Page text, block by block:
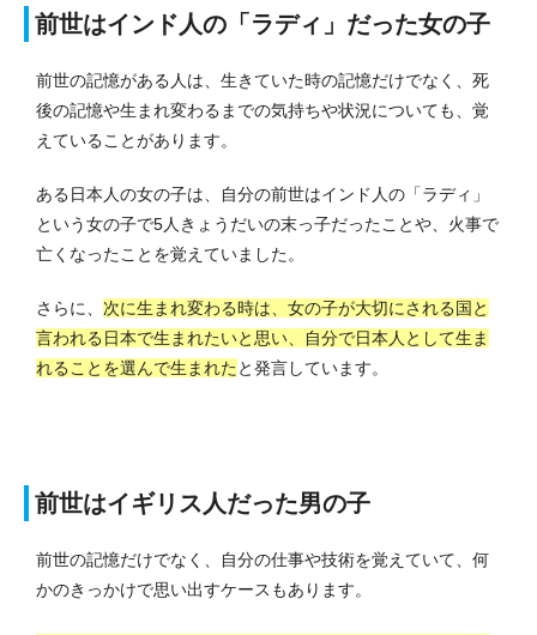
前世はインド人の「ラディ」だった女の子
前世の記憶がある人は、生きていた時の記憶だけでなく、死
後の記憶や生まれ変わるまでの気持ちや状況についても、覚
えていることがあります。
ある日本人の女の子は、自分の前世はインド人の「ラディ」
という女の子で5人きょうだいの末っ子だったことや、火事で
亡くなったことを覚えていました。
さらに、 次に生まれ変わる時は、女の子が大切にされる国と
言われる日本で生まれたいと思い、自分で日本人として生ま
れることを選んで生まれたと発言しています。
前世はイギリス人だった男の子
前世の記憶だけでなく、自分の仕事や技術を覚えていて、何
かのきっかけで思い出すケースもあります。